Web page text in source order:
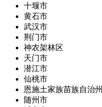
十堰市
黄石市
武汉市
荆门市
神农架林区
天门市
潜江市
仙桃市
恩施土家族苗族自治州
随州市